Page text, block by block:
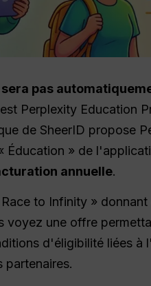
pas
Perplexity Education
de SheerID propose
Éducation » de
annuelle.
to Infinity »
voyez une offre
d'éligibilité liées à
partenaires.